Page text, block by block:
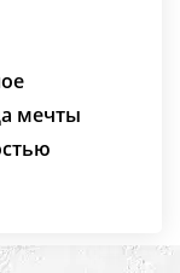
мечты